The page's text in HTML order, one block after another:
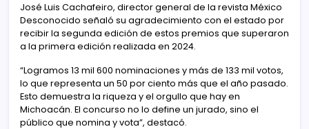
José Luis Cachafeiro, director general de la revista México
Desconocido señaló su agradecimiento con el estado por
recibir la segunda edición de estos premios que superaron
a la primera edición realizada en 2024.
“Logramos 13 mil 600 nominaciones y más de 133 mil votos,
lo que representa un 50 por ciento más que el año pasado.
Esto demuestra la riqueza y el orgullo que hay en
Michoacán. El concurso no lo define un jurado, sino el
público que nomina y vota”, destacó.